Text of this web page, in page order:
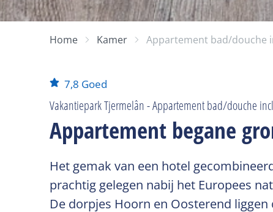
Home Kamer Appartement bad/douche
7,8 Goed
Vakantiepark Tjermelân - Appartement bad/douche
Appartement begane
Het gemak van een hotel
prachtig gelegen nabij het Europees
De dorpjes Hoorn en Oosterend